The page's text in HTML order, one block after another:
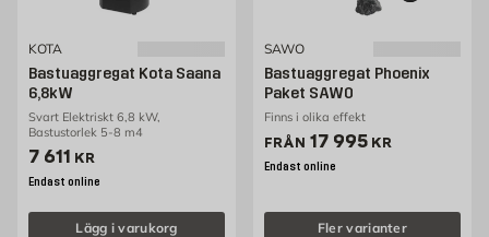
KOTA
Bastuaggregat Kota Saana
6,8kW
Svart Elektriskt 6,8 kW,
Bastustorlek 5-8 m4
Pris 7611 kr
7 611 KR
Endast online
Lägg i varukorg
SAWO
Bastuaggregat Phoenix
Paket SAWO
Finns i olika effekt
FRÅN Pris 17995 kr
17 995 KR
Endast online
Fler varianter